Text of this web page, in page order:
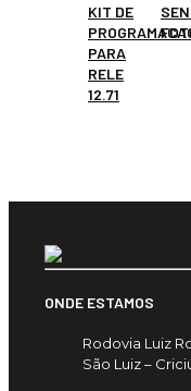
KIT DE
PARA
RELE
12.71
ONDE ESTAMOS
Rodovia Luiz
São Luiz –